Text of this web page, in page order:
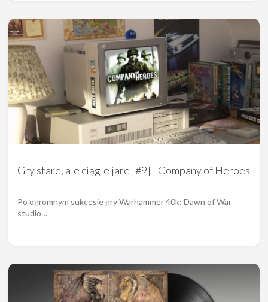
Gry stare, ale ciągle jare [#9] - Company of Heroes
Po ogromnym sukcesie gry Warhammer 40k: Dawn of War
studio…